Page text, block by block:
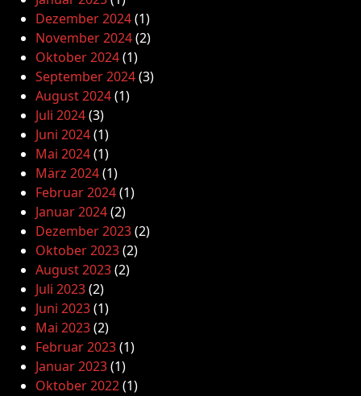
Dezember 2024(1)
November 2024(2)
Oktober 2024(1)
September 2024(3)
August 2024(1)
Juli 2024(3)
Juni 2024(1)
Mai 2024(1)
März 2024(1)
Februar 2024(1)
Januar 2024(2)
Dezember 2023(2)
Oktober 2023(2)
August 2023(2)
Juli 2023(2)
Juni 2023(1)
Mai 2023(2)
Februar 2023(1)
Januar 2023(1)
Oktober 2022(1)